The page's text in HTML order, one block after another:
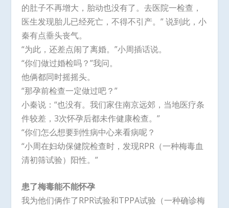
的肚子不再增大，胎动也没有了。去医院一检查，
医生发现胎儿已经死亡，不得不引产。” 说到此，小
秦有点垂头丧气。
“为此，还差点闹了离婚。”小周插话说。
“你们做过婚检吗？”我问。
他俩都同时摇摇头。
“那孕前检查一定做过吧？”
小秦说：“也没有。我们家住南京远郊，当地医疗条
件较差，3次怀孕后都未作健康检查。”
“你们怎么想要到性病中心来看病呢？
“小周在妇幼保健院检查时，发现RPR（一种梅毒血
清初筛试验）阳性。”
患了梅毒能不能怀孕
我为他们俩作了RPR试验和TPPA试验（一种确诊梅